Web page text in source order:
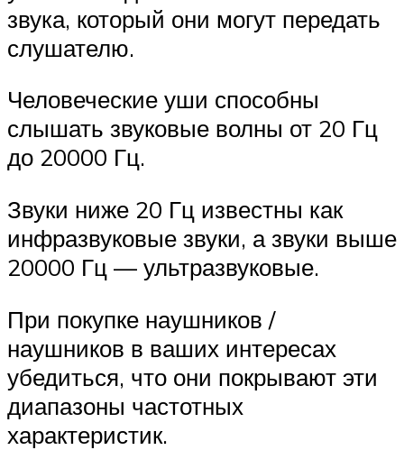
звука, который они могут передать
слушателю.
Человеческие уши способны
слышать звуковые волны от 20 Гц
до 20000 Гц.
Звуки ниже 20 Гц известны как
инфразвуковые звуки, а звуки выше
20000 Гц — ультразвуковые.
При покупке наушников /
наушников в ваших интересах
убедиться, что они покрывают эти
диапазоны частотных
характеристик.